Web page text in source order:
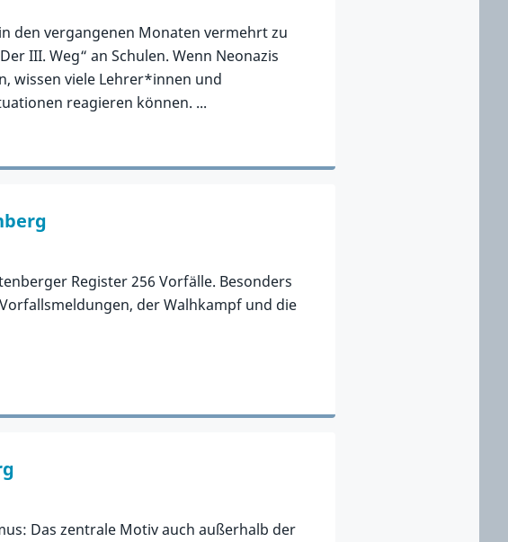
den vergangenen Monaten vermehrt zu
III. Weg“ an Schulen. Wenn Neonazis
wissen viele Lehrer*innen und
reagieren können. ...
Register 256 Vorfälle. Besonders
der Walhkampf und die
Das zentrale Motiv auch außerhalb der